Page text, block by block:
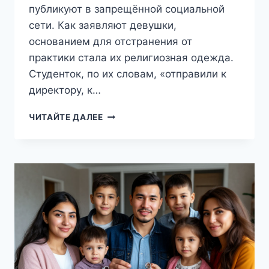
публикуют в запрещённой социальной
сети. Как заявляют девушки,
основанием для отстранения от
практики стала их религиозная одежда.
Студенток, по их словам, «отправили к
директору, к…
ЧИТАЙТЕ ДАЛЕЕ«ПОЙДЁМ
СУРГУТЕ
СТУДЕНТКИ-
МЕДИКИ
ПОДНЯЛИ
ВОЛНУ
В
СОЦСЕТЯХ
ИЗ-
ЗА